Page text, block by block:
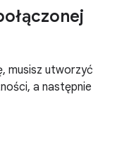
musisz utworzyć
a następnie